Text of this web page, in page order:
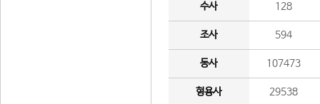
수사 128
조사 594
동사 107473
형용사 29538